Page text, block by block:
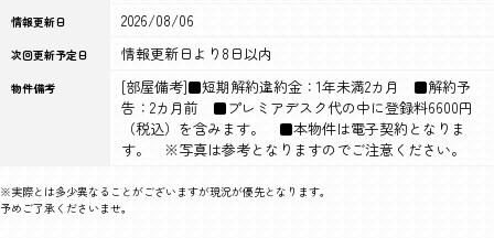
※実際とは多少異なることがございますが現況が優先となります。
予めご了承くださいませ。
情報更新日 2026/08/06
次回更新予定日 情報更新日より8日以内
物件備考
[部屋備考]■短期解約違約金：1年未満2カ月 ■解約予
告：2カ月前 ■プレミアデスク代の中に登録料6600円
（税込）を含みます。 ■本物件は電子契約となりま
す。 ※写真は参考となりますのでご注意ください。